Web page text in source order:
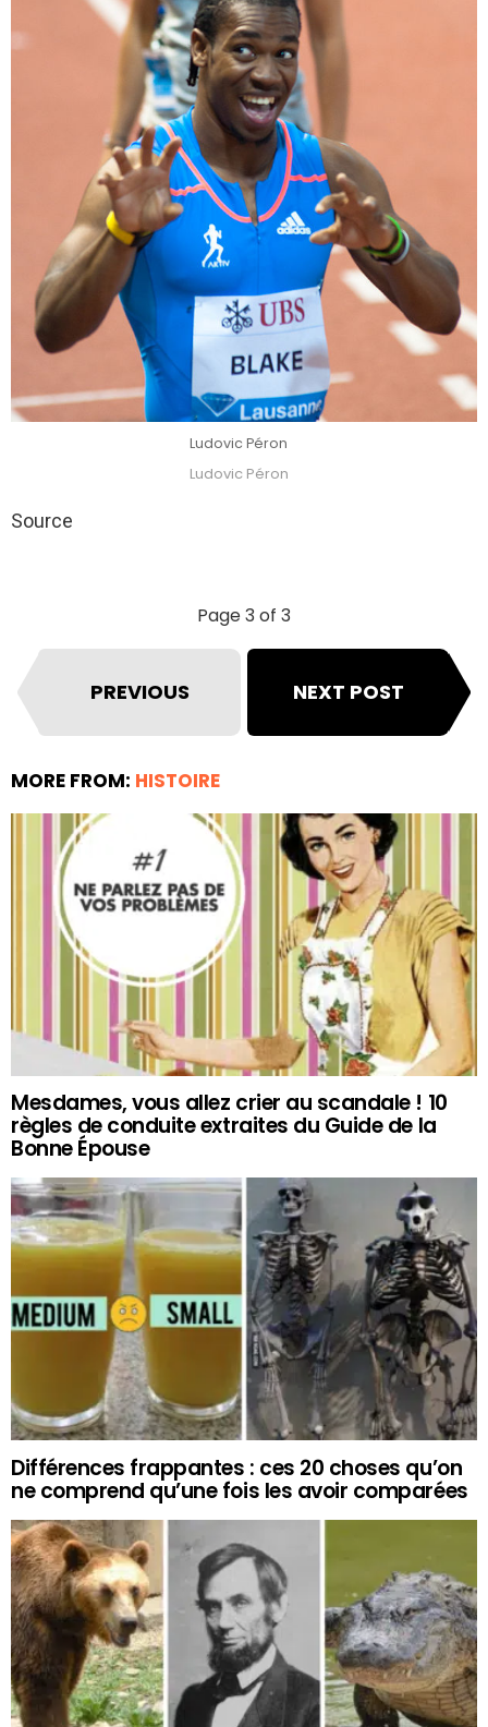
Ludovic Péron
Ludovic Péron
Source
Page 3 of 3
PREVIOUS NEXT POST
MORE FROM: HISTOIRE
Mesdames, vous allez crier au scandale ! 10
règles de conduite extraites du Guide de la
Bonne Épouse
Différences frappantes : ces 20 choses qu’on
ne comprend qu’une fois les avoir comparées